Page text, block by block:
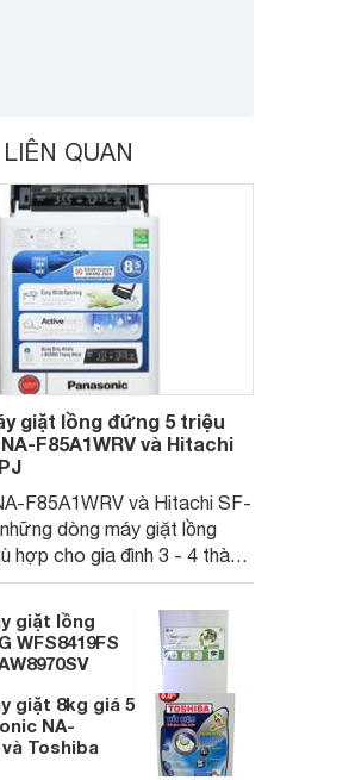
QUAN
giặt lồng đứng 5 triệu
F85A1WRV và Hitachi
F85A1WRV và Hitachi SF-
dòng máy giặt lồng
hợp cho gia đình 3 - 4 thành
phẩm có những đặc tính
bạn lựa chọn.
giặt lồng
WFS8419FS
giặt 8kg giá 5
NA-
và Toshiba